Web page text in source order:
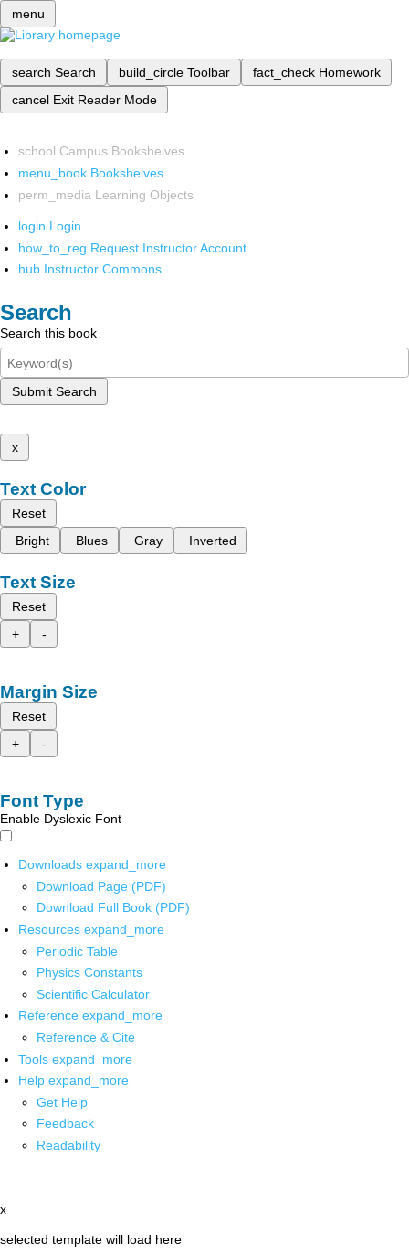
menu
search Search build_circle Toolbar fact_check Homework
cancel Exit Reader Mode
school Campus Bookshelves
menu_book Bookshelves
perm_media Learning Objects
login Login
how_to_reg Request Instructor Account
hub Instructor Commons
Search
Search this book
Submit Search
x
Text Color
Reset
Bright
Blues Gray Inverted
Text Size
Reset
+
-
Margin Size
Reset
+
-
Font Type
Enable Dyslexic Font
Downloads expand_more
Download Page (PDF)
Download Full Book (PDF)
Resources expand_more
Periodic Table
Physics Constants
Scientific Calculator
Reference expand_more
Reference & Cite
Tools expand_more
Help expand_more
Get Help
Feedback
Readability
x
selected template will load here